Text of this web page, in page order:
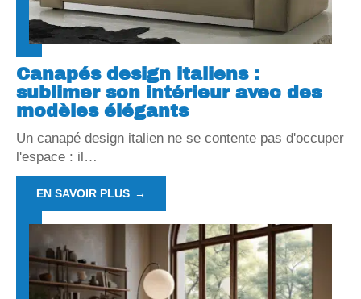
Canapés design italiens :
sublimer son intérieur avec des
modèles élégants
Un canapé design italien ne se contente pas d'occuper
l'espace : il…
EN SAVOIR PLUS